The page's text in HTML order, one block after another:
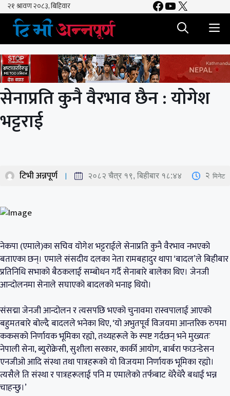
Skip
content
Facebook
YouTube
X
सेनाप्रति कुनै वैरभाव छैन : योगेश
भट्टराई
टिभी अन्नपूर्ण २०८२ चैत्र १९, बिहीबार १८:४४ 2 मिनेट
नेकपा (एमाले)का सचिव योगेश भट्टराईले सेनाप्रति कुनै वैरभाव नभएको
बताएका छन्। एमाले संसदीय दलका नेता रामबहादुर थापा ‘बादल’ले बिहीबार
प्रतिनिधि सभाको बैठकलाई सम्बोधन गर्दै सेनाबारे बालेका थिए। जेनजी
आन्दोलनमा सेनाले सघाएको बादलको भनाइ थियो।
संसद्मा जेनजी आन्दोलन र त्यसपछि भएको चुनावमा रास्वपालाई आएको
बहुमतबारे बोल्दै बादलले भनेका थिए, ‘यो अभुतपूर्व विजयमा आन्तरिक रुपमा
ककसको निर्णायक भूमिका रह्यो, तथ्यहरूले के स्पष्ट गर्दछन् भने मुख्यतः
नेपाली सेना, ब्युरोक्रेसी, सुशीला सरकार, कार्की आयोग, बार्बरा फाउन्डेसन
एनजीओ आदि संस्था तथा पात्रहरूको यो विजयमा निर्णायक भूमिका रह्यो।
त्यसैले ति संस्था र पात्रहरूलाई पनि म एमालेको तर्फबाट धेरैधेरै बधाई भन्न
चाहन्छु।’